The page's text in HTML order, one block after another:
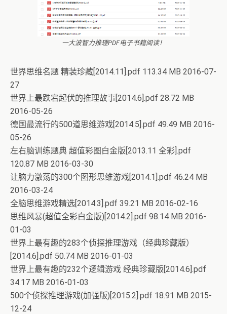
一大波智力推理PDF电子书籍阅读！
世界思维名题 精装珍藏[2014.11].pdf 113.34 MB 2016-07-
27
世界上最跌宕起伏的推理故事[2014.6].pdf 28.72 MB
2016-05-26
德国最流行的500道思维游戏[2014.5].pdf 49.49 MB 2016-
05-26
左右脑训练题典 超值彩图白金版[2013.11 全彩].pdf
120.87 MB 2016-03-30
让脑力激荡的300个图形思维游戏[2014.1].pdf 46.24 MB
2016-03-24
全脑思维游戏精选[2014.3].pdf 39.21 MB 2016-02-16
思维风暴(超值全彩白金版)[2014.2].pdf 98.14 MB 2016-
01-03
世界上最有趣的283个侦探推理游戏（经典珍藏版）
[2014.6].pdf 50.74 MB 2016-01-03
世界上最有趣的232个逻辑游戏 经典珍藏版[2014.6].pdf
34.17 MB 2016-01-03
500个侦探推理游戏(加强版)[2015.2].pdf 18.91 MB 2015-
12-24